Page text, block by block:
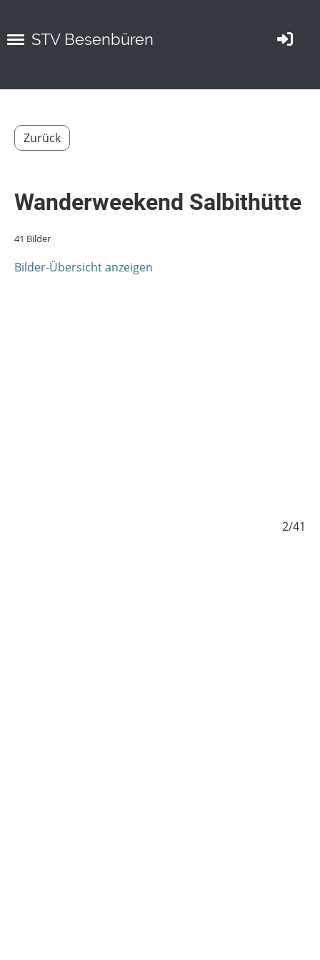
STV Besenbüren
Zurück
Wanderweekend Salbithütte
41 Bilder
Bilder-Übersicht anzeigen
2/41